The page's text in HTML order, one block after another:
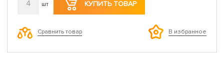
4 шт КУПИТЬ ТОВАР
Сравнить товар В избранное